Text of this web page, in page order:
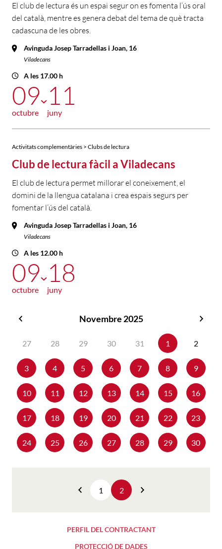
El club de lectura és un espai segur on es fomenta l’ús oral
del català, mentre es genera debat del tema de què tracta
cadascuna de les obres.
Avinguda Josep Tarradellas i Joan, 16
Viladecans
A les 17.00 h
09
octubre
11
juny
Activitats complementàries > Clubs de lectura
Club de lectura fàcil a Viladecans
El club de lectura permet millorar el coneixement, el
domini de la llengua catalana i crea espais segurs per
fomentar l’ús del català.
Avinguda Josep Tarradellas i Joan, 16
Viladecans
A les 12.00 h
09
octubre
18
juny
Novembre 2025
27
28 29 30 31 1 2
3 4 5 6 7 8 9
10 11 12 13 14 15 16
17 18 19 20 21 22 23
24 25 26 27 28 29 30
Anterior
1 2
PERFIL DEL CONTRACTANT
PROTECCIÓ DE DADES